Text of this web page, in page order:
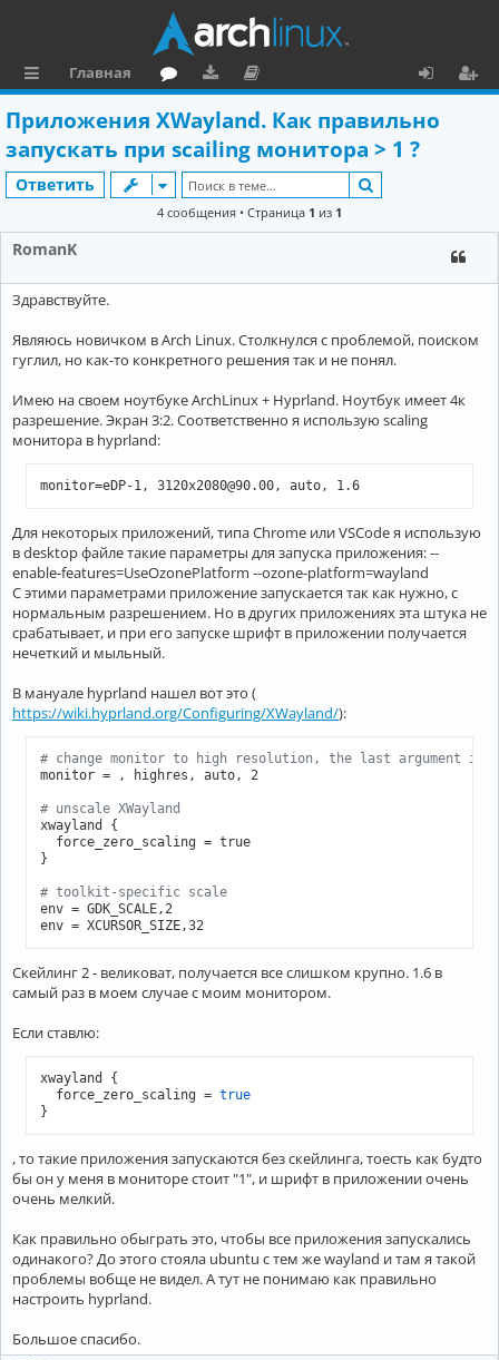
ы
л
и
Главная
м
ру
зк
и
м
е
н
и
а
я
Приложения XWayland. Как правильно
запускать при scailing монитора > 1 ?
Ответить
4 сообщения • Страница 1 из 1
RomanK
Здравствуйте.
Являюсь новичком в Arch Linux. Столкнулся с проблемой, поиском
гуглил, но как-то конкретного решения так и не понял.
Имею на своем ноутбуке ArchLinux + Hyprland. Ноутбук имеет 4к
разрешение. Экран 3:2. Соответственно я использую scaling
монитора в hyprland:
monitor=eDP-1, 3120x2080@90.00, auto, 1.6
Для некоторых приложений, типа Chrome или VSCode я использую
в desktop файле такие параметры для запуска приложения: --
enable-features=UseOzonePlatform --ozone-platform=wayland
С этими параметрами приложение запускается так как нужно, с
нормальным разрешением. Но в других приложениях эта штука не
срабатывает, и при его запуске шрифт в приложении получается
нечеткий и мыльный.
В мануале hyprland нашел вот это (
https://wiki.hyprland.org/Configuring/XWayland/):
# change monitor to high resolution, the last argument is
monitor = , highres, auto, 2
# unscale XWayland
xwayland {
  force_zero_scaling = true
}
# toolkit-specific scale
env = GDK_SCALE,2
env = XCURSOR_SIZE,32
Скейлинг 2 - великоват, получается все слишком крупно. 1.6 в
самый раз в моем случае с моим монитором.
Если ставлю:
xwayland {
  force_zero_scaling =
true
}
, то такие приложения запускаются без скейлинга, тоесть как будто
бы он у меня в мониторе стоит "1", и шрифт в приложении очень
очень мелкий.
Как правильно обыграть это, чтобы все приложения запускались
одинакого? До этого стояла ubuntu с тем же wayland и там я такой
проблемы вобще не видел. А тут не понимаю как правильно
настроить hyprland.
Большое спасибо.